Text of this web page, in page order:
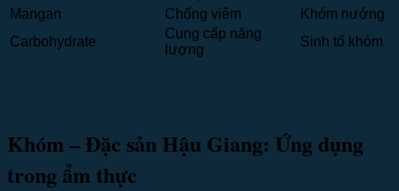
Mangan
Chống viêm
Khóm nướng
Carbohydrate
Cung cấp năng
lượng
Sinh tố khóm
Khóm – Đặc sản Hậu Giang: Ứng dụng
trong ẩm thực